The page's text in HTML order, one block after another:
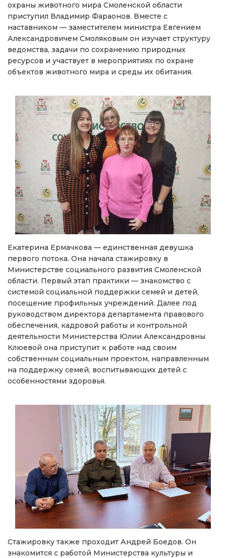
охраны животного мира Смоленской области
приступил Владимир Фараонов. Вместе с
наставником — заместителем министра Евгением
Александровичем Смоляковым он изучает структуру
ведомства, задачи по сохранению природных
ресурсов и участвует в мероприятиях по охране
объектов животного мира и среды их обитания.
Екатерина Ермачкова — единственная девушка
первого потока. Она начала стажировку в
Министерстве социального развития Смоленской
области. Первый этап практики — знакомство с
системой социальной поддержки семей и детей,
посещение профильных учреждений. Далее под
руководством директора департамента правового
обеспечения, кадровой работы и контрольной
деятельности Министерства Юлии Александровны
Клюевой она приступит к работе над своим
собственным социальным проектом, направленным
на поддержку семей, воспитывающих детей с
особенностями здоровья.
Стажировку также проходит Андрей Боедов. Он
знакомится с работой Министерства культуры и